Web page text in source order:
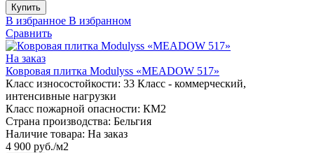
Купить
В избранное В избранном
Сравнить
На заказ
Ковровая плитка Modulyss «MEADOW 517»
Класс износостойкости: 33 Класс - коммерческий,
интенсивные нагрузки
Класс пожарной опасности: КМ2
Страна производства: Бельгия
Наличие товара: На заказ
4 900 руб./м2